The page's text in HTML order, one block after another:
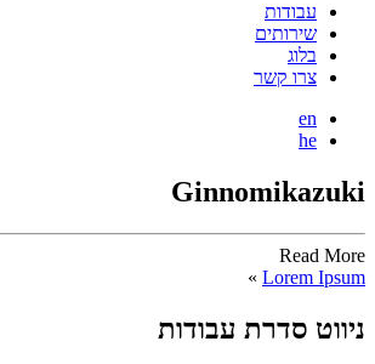
עבודות
שירותים
בלוג
צרו קשר
en
he
Ginnomikazuki
Read More
Lorem Ipsum
»
ניווט סדרת עבודות